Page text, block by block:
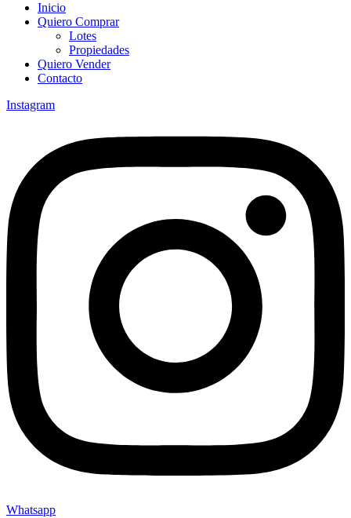
Inicio
Quiero Comprar
Lotes
Propiedades
Quiero Vender
Contacto
Instagram
Whatsapp